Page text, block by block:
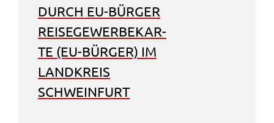
DURCH EU-BÜRGER
REISE­GE­WER­BE­KAR­
TE (EU-BÜRGER) IM
LAND­KREIS
SCHWEIN­FURT